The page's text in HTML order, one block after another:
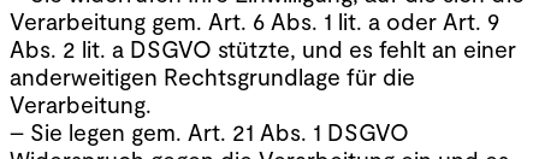
Verarbeitung gem. Art. 6 Abs. 1 lit. a oder Art. 9
Abs. 2 lit. a DSGVO stützte, und es fehlt an einer
anderweitigen Rechtsgrundlage für die
Verarbeitung.
– Sie legen gem. Art. 21 Abs. 1 DSGVO